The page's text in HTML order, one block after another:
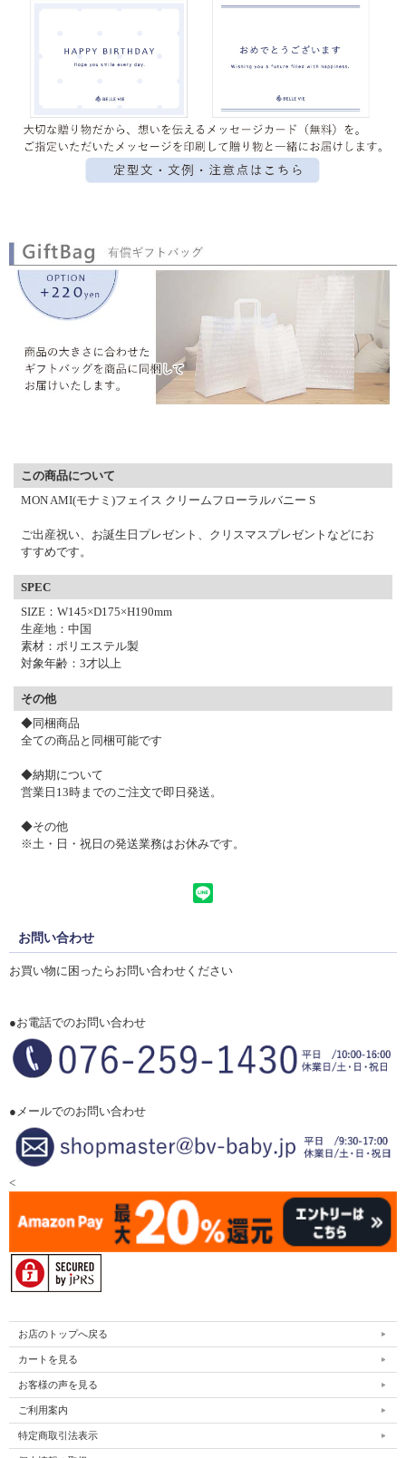
この商品について
MON AMI(モナミ)フェイス クリームフローラルバニー S
ご出産祝い、お誕生日プレゼント、クリスマスプレゼントなどにお
すすめです。
SPEC
SIZE：W145×D175×H190mm
生産地：中国
素材：ポリエステル製
対象年齢：3才以上
その他
◆同梱商品
全ての商品と同梱可能です
◆納期について
営業日13時までのご注文で即日発送。
◆その他
※土・日・祝日の発送業務はお休みです。
お問い合わせ
お買い物に困ったらお問い合わせください
●お電話でのお問い合わせ
●メールでのお問い合わせ
<
お店のトップへ戻る
カートを見る
お客様の声を見る
ご利用案内
特定商取引法表示